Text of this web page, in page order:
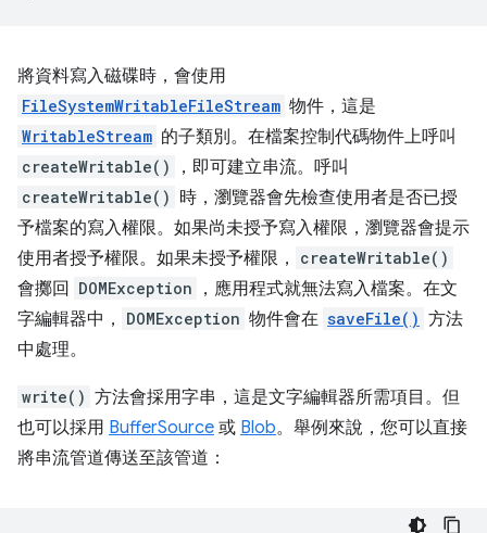
將資料寫入磁碟時，會使用
FileSystemWritableFileStream 物件，這是
WritableStream 的子類別。在檔案控制代碼物件上呼叫
createWritable() ，即可建立串流。呼叫
createWritable() 時，瀏覽器會先檢查使用者是否已授
予檔案的寫入權限。如果尚未授予寫入權限，瀏覽器會提示
使用者授予權限。如果未授予權限，
createWritable()
會擲回 DOMException
，應用程式就無法寫入檔案。在文
字編輯器中，
DOMException 物件會在 saveFile() 方法
中處理。
write() 方法會採用字串，這是文字編輯器所需項目。但
也可以採用 BufferSource 或 Blob。舉例來說，您可以直接
將串流管道傳送至該管道：